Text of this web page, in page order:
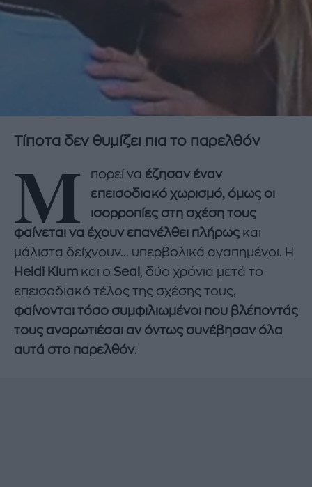
Τίποτα δεν θυμίζει πια το παρελθόν
Μ πορεί να έζησαν έναν
επεισοδιακό χωρισμό, όμως οι
ισορροπίες στη σχέση τους
φαίνεται να έχουν επανέλθει πλήρως και
μάλιστα δείχνουν... υπερβολικά αγαπημένοι. Η
Heidi Klum και ο Seal , δύο χρόνια μετά το
επεισοδιακό τέλος της σχέσης τους,
φαίνονται τόσο συμφιλιωμένοι που βλέποντάς
τους αναρωτιέσαι αν όντως συνέβησαν όλα
αυτά στο παρελθόν.